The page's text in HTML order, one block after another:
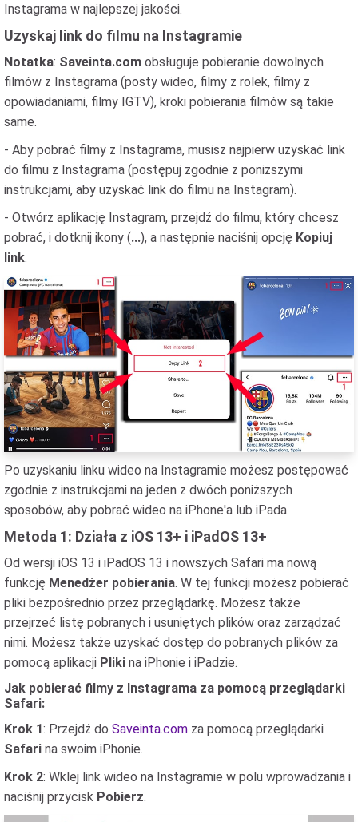
Instagrama w najlepszej jakości.
Uzyskaj link do filmu na Instagramie
Notatka: Saveinta.com obsługuje pobieranie dowolnych
filmów z Instagrama (posty wideo, filmy z rolek, filmy z
opowiadaniami, filmy IGTV), kroki pobierania filmów są takie
same.
- Aby pobrać filmy z Instagrama, musisz najpierw uzyskać link
do filmu z Instagrama (postępuj zgodnie z poniższymi
instrukcjami, aby uzyskać link do filmu na Instagram).
- Otwórz aplikację Instagram, przejdź do filmu, który chcesz
pobrać, i dotknij ikony (...), a następnie naciśnij opcję Kopiuj
link.
Po uzyskaniu linku wideo na Instagramie możesz postępować
zgodnie z instrukcjami na jeden z dwóch poniższych
sposobów, aby pobrać wideo na iPhone'a lub iPada.
Metoda 1: Działa z iOS 13+ i iPadOS 13+
Od wersji iOS 13 i iPadOS 13 i nowszych Safari ma nową
funkcję Menedżer pobierania. W tej funkcji możesz pobierać
pliki bezpośrednio przez przeglądarkę. Możesz także
przejrzeć listę pobranych i usuniętych plików oraz zarządzać
nimi. Możesz także uzyskać dostęp do pobranych plików za
pomocą aplikacji Pliki na iPhonie i iPadzie.
Jak pobierać filmy z Instagrama za pomocą przeglądarki
Safari:
Krok 1: Przejdź do Saveinta.com za pomocą przeglądarki
Safari na swoim iPhonie.
Krok 2: Wklej link wideo na Instagramie w polu wprowadzania i
naciśnij przycisk Pobierz.